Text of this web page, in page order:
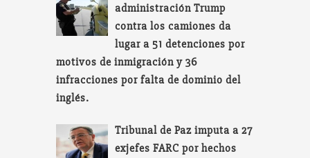
administración Trump
contra los camiones da
lugar a 51 detenciones por
motivos de inmigración y 36
infracciones por falta de dominio del
inglés.
Tribunal de Paz imputa a 27
exjefes FARC por hechos